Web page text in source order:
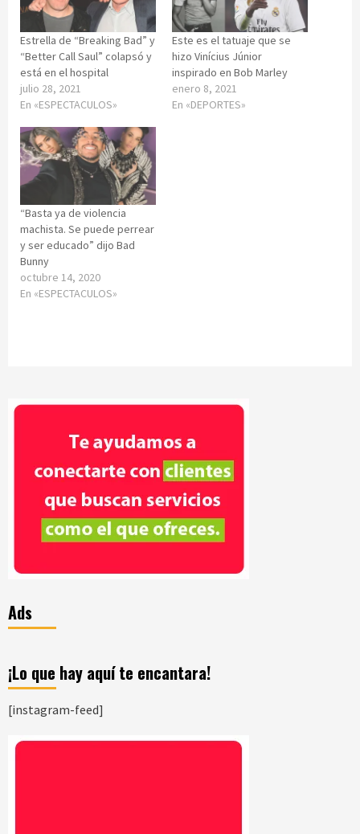
Estrella de “Breaking Bad” y
“Better Call Saul” colapsó y
está en el hospital
julio 28, 2021
En «ESPECTACULOS»
Este es el tatuaje que se
hizo Vinícius Júnior
inspirado en Bob Marley
enero 8, 2021
En «DEPORTES»
“Basta ya de violencia
machista. Se puede perrear
y ser educado” dijo Bad
Bunny
octubre 14, 2020
En «ESPECTACULOS»
Ads
¡Lo que hay aquí te encantara!
[instagram-feed]